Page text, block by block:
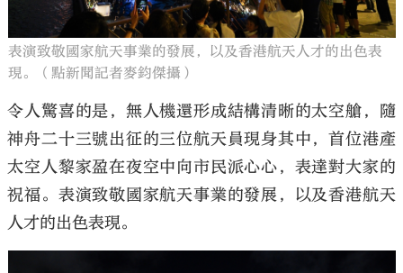
表演致敬國家航天事業的發展，以及香港航天人才的出色表
現。（點新聞記者麥鈞傑攝）
令人驚喜的是，無人機還形成結構清晰的太空艙，隨
神舟二十三號出征的三位航天員現身其中，首位港產
太空人黎家盈在夜空中向市民派心心，表達對大家的
祝福。表演致敬國家航天事業的發展，以及香港航天
人才的出色表現。